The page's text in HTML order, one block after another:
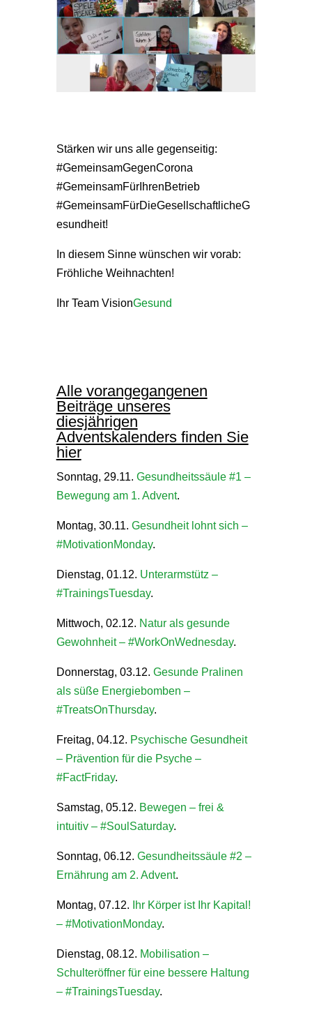
Stärken wir uns alle gegenseitig:
#GemeinsamGegenCorona
#GemeinsamFürIhrenBetrieb
#GemeinsamFürDieGesellschaftlicheG
esundheit!
In diesem Sinne wünschen wir vorab:
Fröhliche Weihnachten!
Ihr Team VisionGesund
Alle vorangegangenen
Beiträge unseres
diesjährigen
Adventskalenders finden Sie
hier
Sonntag, 29.11. Gesundheitssäule #1 –
Bewegung am 1. Advent.
Montag, 30.11. Gesundheit lohnt sich –
#MotivationMonday.
Dienstag, 01.12. Unterarmstütz –
#TrainingsTuesday.
Mittwoch, 02.12. Natur als gesunde
Gewohnheit – #WorkOnWednesday.
Donnerstag, 03.12. Gesunde Pralinen
als süße Energiebomben –
#TreatsOnThursday.
Freitag, 04.12. Psychische Gesundheit
– Prävention für die Psyche –
#FactFriday.
Samstag, 05.12. Bewegen – frei &
intuitiv – #SoulSaturday.
Sonntag, 06.12. Gesundheitssäule #2 –
Ernährung am 2. Advent.
Montag, 07.12.
Ihr Körper ist Ihr Kapital!
– #MotivationMonday.
Dienstag, 08.12. Mobilisation –
Schulteröffner für eine bessere Haltung
– #TrainingsTuesday.